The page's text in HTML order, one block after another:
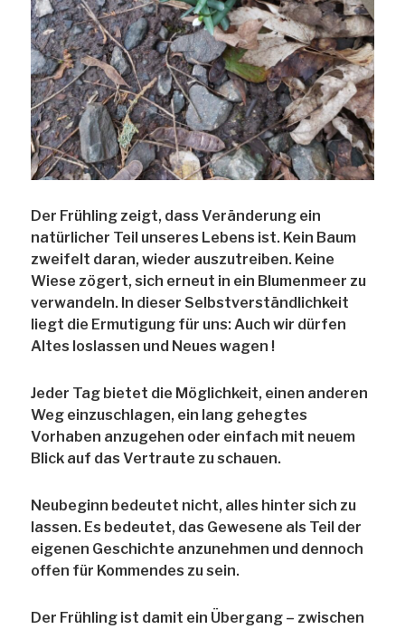
Der Frühling zeigt, dass Veränderung ein
natürlicher Teil unseres Lebens ist. Kein Baum
zweifelt daran, wieder auszutreiben. Keine
Wiese zögert, sich erneut in ein Blumenmeer zu
verwandeln. In dieser Selbstverständlichkeit
liegt die Ermutigung für uns: Auch wir dürfen
Altes loslassen und Neues wagen !
Jeder Tag bietet die Möglichkeit, einen anderen
Weg einzuschlagen, ein lang gehegtes
Vorhaben anzugehen oder einfach mit neuem
Blick auf das Vertraute zu schauen.
Neubeginn bedeutet nicht, alles hinter sich zu
lassen. Es bedeutet, das Gewesene als Teil der
eigenen Geschichte anzunehmen und dennoch
offen für Kommendes zu sein.
Der Frühling ist damit ein Übergang – zwischen